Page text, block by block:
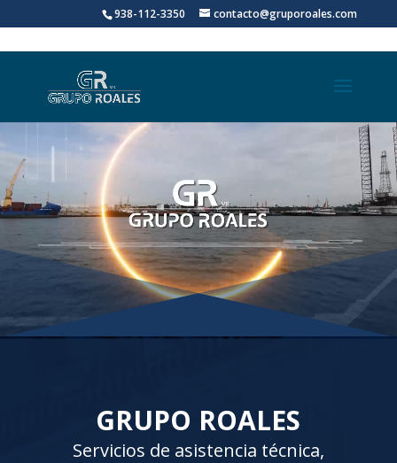
938-112-3350 contacto@gruporoales.com
vídeo
vídeo
GRUPO ROALES
Servicios de asistencia técnica,